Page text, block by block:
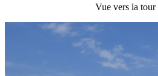
Vue vers la tour